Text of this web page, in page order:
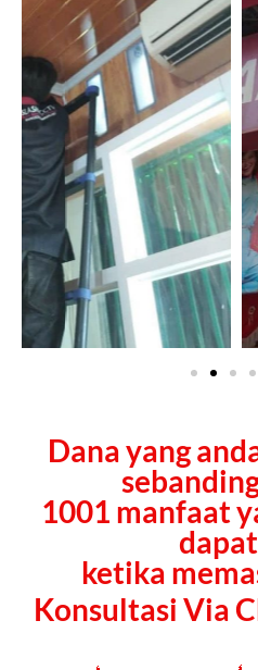
Dana yang
1001 manfaat
ketika
Konsultasi Via